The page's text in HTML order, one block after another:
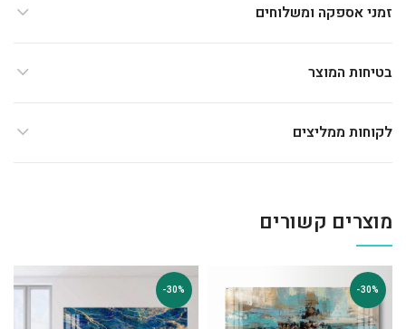
זמני אספקה ומשלוחים
בטיחות המוצר
לקוחות ממליצים
מוצרים קשורים
-30%
-30%